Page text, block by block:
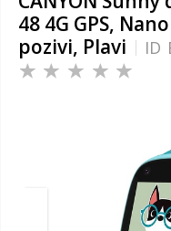
48 4G GPS,
pozivi, Plavi
ID